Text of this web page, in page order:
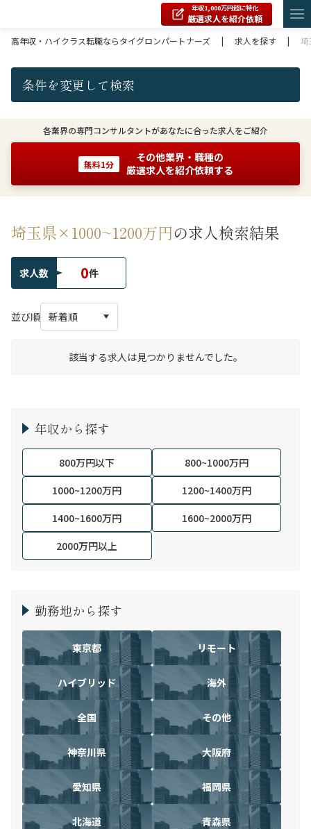
年収1,000万円超に特化
厳選求人を紹介依頼
高年収・ハイクラス転職ならタイグロンパートナーズ
| 求人を探す |
条件を変更して検索
各業界の専門コンサルタントがあなたに合った求人をご紹介
無料1分
その他業界・職種の
厳選求人を紹介依頼する
埼玉県×1000~1200万円の求人検索結果
求人数 0件
並び順
該当する求人は見つかりませんでした。
年収から探す
800万円以下
800~1000万円
1000~1200万円
1200~1400万円
1400~1600万円
1600~2000万円
2000万円以上
勤務地から探す
東京都 リモート
ハイブリッド 海外
全国 その他
神奈川県 大阪府
愛知県 福岡県
北海道 青森県